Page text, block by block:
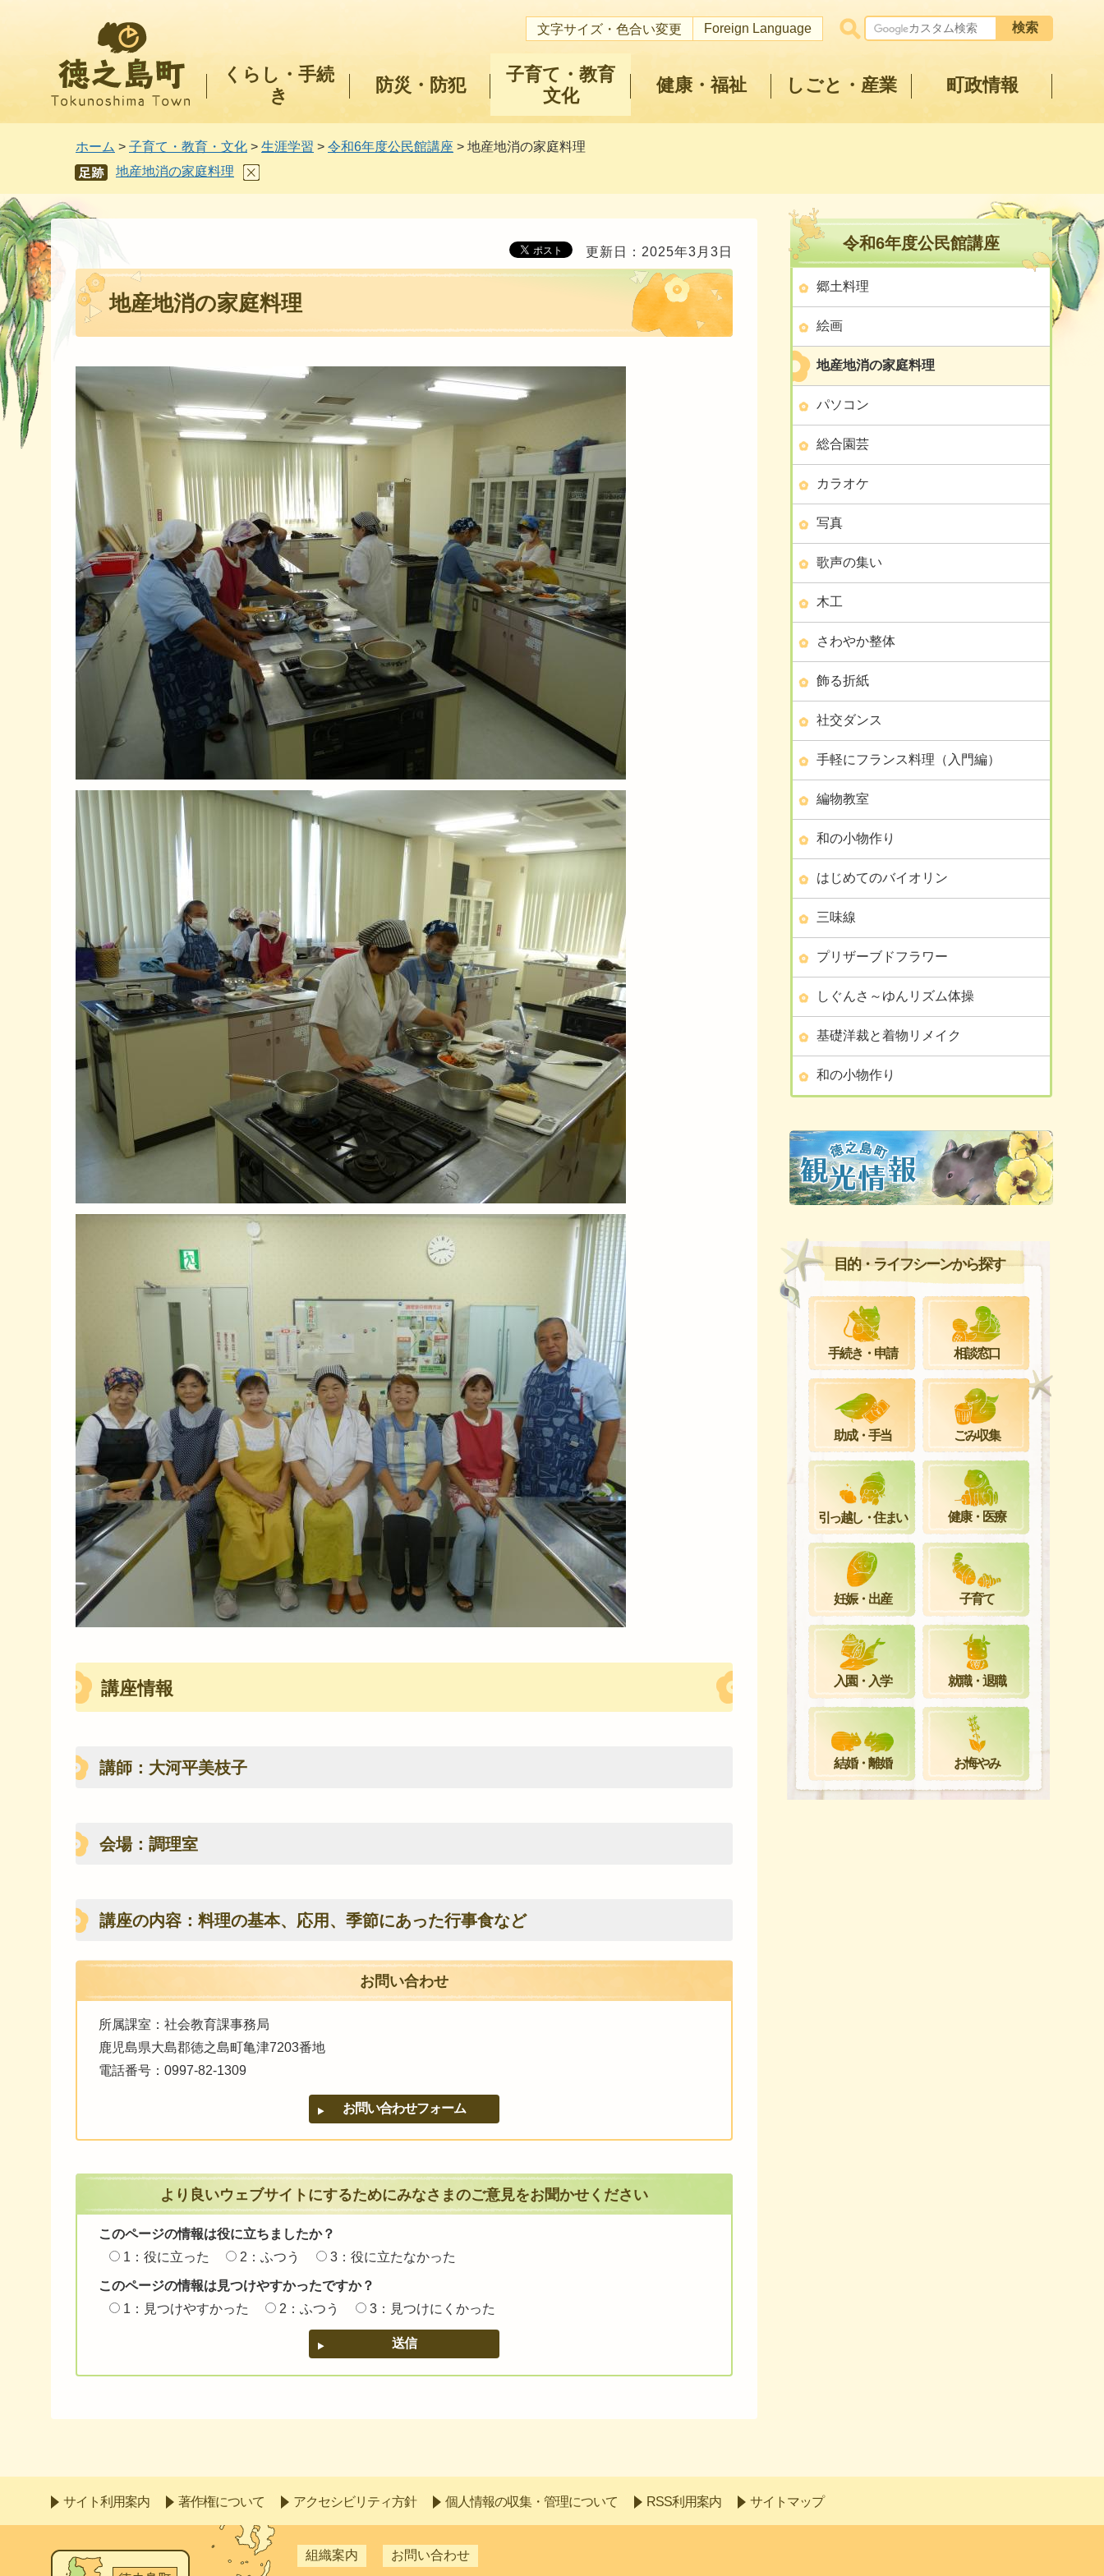
文字サイズ・色合い変更 Foreign Language
くらし・手続
き
防災・防犯
子育て・教育
文化
健康・福祉 しごと・産業 町政情報
ホーム > 子育て・教育・文化 > 生涯学習 > 令和6年度公民館講座 > 地産地消の家庭料理
あし
あと
地産地消の家庭料理
更新日：2025年3月3日
地産地消の家庭料理
講座情報
講師：大河平美枝子
会場：調理室
講座の内容：料理の基本、応用、季節にあった行事食など
お問い合わせ
所属課室：社会教育課事務局
鹿児島県大島郡徳之島町亀津7203番地
電話番号：0997-82-1309
より良いウェブサイトにするためにみなさまのご意見をお聞かせください
このページの情報は役に立ちましたか？
1：役に立った
2：ふつう 3：役に立たなかった
このページの情報は見つけやすかったですか？
1：見つけやすかった
2：ふつう 3：見つけにくかった
令和6年度公民館講座
郷土料理
絵画
地産地消の家庭料理
パソコン
総合園芸
カラオケ
写真
歌声の集い
木工
さわやか整体
飾る折紙
社交ダンス
手軽にフランス料理（入門編）
編物教室
和の小物作り
はじめてのバイオリン
三味線
プリザーブドフラワー
しぐんさ～ゆんリズム体操
基礎洋裁と着物リメイク
和の小物作り
目的・ライフシーンから探す
手続き・申請 相談窓口
助成・手当 ごみ収集
引っ越し・住まい 健康・医療
妊娠・出産 子育て
入園・入学 就職・退職
結婚・離婚 お悔やみ
サイト利用案内 著作権について アクセシビリティ方針 個人情報の収集・管理について RSS利用案内 サイトマップ
組織案内 お問い合わせ